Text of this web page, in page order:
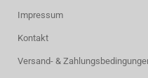
Impressum
Kontakt
Versand- &